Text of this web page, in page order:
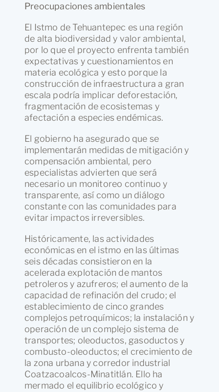
Preocupaciones ambientales
El Istmo de Tehuantepec es una región
de alta biodiversidad y valor ambiental,
por lo que el proyecto enfrenta también
expectativas y cuestionamientos en
materia ecológica y esto porque la
construcción de infraestructura a gran
escala podría implicar deforestación,
fragmentación de ecosistemas y
afectación a especies endémicas.
El gobierno ha asegurado que se
implementarán medidas de mitigación y
compensación ambiental, pero
especialistas advierten que será
necesario un monitoreo continuo y
transparente, así como un diálogo
constante con las comunidades para
evitar impactos irreversibles.
Históricamente, las actividades
económicas en el istmo en las últimas
seis décadas consistieron en la
acelerada explotación de mantos
petroleros y azufreros; el aumento de la
capacidad de refinación del crudo; el
establecimiento de cinco grandes
complejos petroquímicos; la instalación y
operación de un complejo sistema de
transportes; oleoductos, gasoductos y
combusto-oleoductos; el crecimiento de
la zona urbana y corredor industrial
Coatzacoalcos-Minatitlán. Ello ha
mermado el equilibrio ecológico y